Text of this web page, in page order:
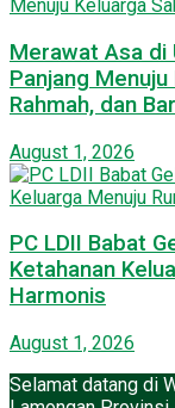
Merawat Asa di
Panjang
Rahmah, dan
August 1, 2026
PC LDII Babat
Ketahanan
Harmonis
August 1, 2026
Selamat datang di